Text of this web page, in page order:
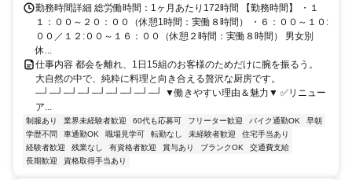
勤務時間詳細 総労働時間：1ヶ月あたり172時間 【勤務時間】 ・１
１：００～２０：００（休憩1時間：実働８時間） ・６：００～１０:
００／１２:００～１６：００（休憩２時間：実働８時間） 男女別
休...
仕事内容 都会を離れ、1日15組のお客様のためだけに腕を振るう。
大自然の中で、純粋に料理と向き合える贅沢な厨房です。
─┘─┘─┘─┘─┘─┘─┘─┘─┘ ▼働きやすい理由＆魅力▼ ✅リニュー
ア...
制服あり 業界未経験者歓迎 60代も応募可 フリーター歓迎 バイク通勤OK
早朝
学歴不問
車通勤OK 職場見学可 転勤なし 未経験者歓迎
住宅手当あり
経験者歓迎
残業なし 有資格者歓迎 賞与あり ブランクOK
交通費支給
長期歓迎
資格取得手当あり